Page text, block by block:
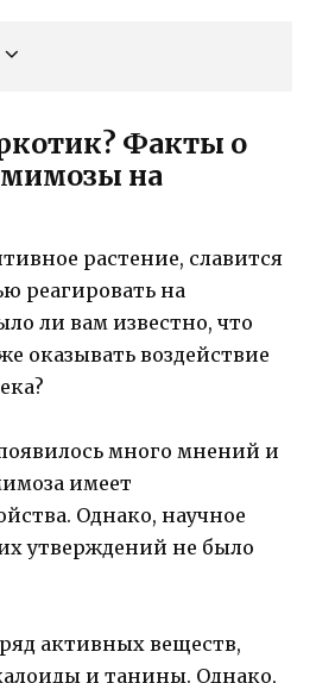
Факты о
мимозы на
растение, славится
реагировать на
ли вам известно, что
оказывать воздействие
много мнений и
имеет
Однако, научное
утверждений не было
активных веществ,
и танины. Однако,